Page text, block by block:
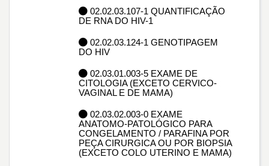
02.02.03.107-1 QUANTIFICAÇÃO
DE RNA DO HIV-1
02.02.03.124-1 GENOTIPAGEM
DO HIV
02.03.01.003-5 EXAME DE
CITOLOGIA (EXCETO CERVICO-
VAGINAL E DE MAMA)
02.03.02.003-0 EXAME
ANATOMO-PATOLÓGICO PARA
CONGELAMENTO / PARAFINA POR
PEÇA CIRURGICA OU POR BIOPSIA
(EXCETO COLO UTERINO E MAMA)